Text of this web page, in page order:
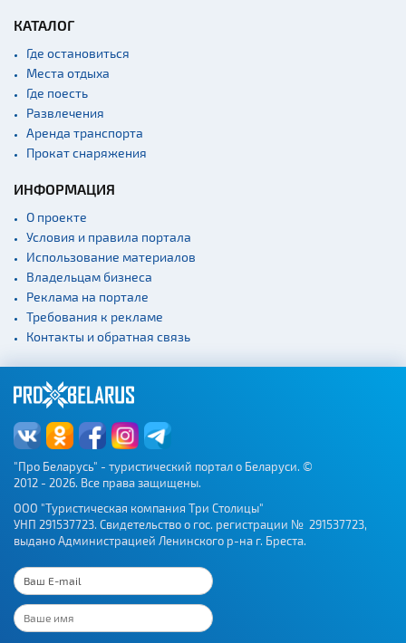
КАТАЛОГ
Где остановиться
Места отдыха
Где поесть
Развлечения
Аренда транспорта
Прокат снаряжения
ИНФОРМАЦИЯ
О проекте
Условия и правила портала
Использование материалов
Владельцам бизнеса
Реклама на портале
Требования к рекламе
Контакты и обратная связь
"Про Беларусь" - туристический портал о Беларуси. ©
2012 - 2026. Все права защищены.
ООО "Туристическая компания Три Столицы"
УНП 291537723. Свидетельство о гос. регистрации № 291537723,
выдано Администрацией Ленинского р-на г. Бреста.